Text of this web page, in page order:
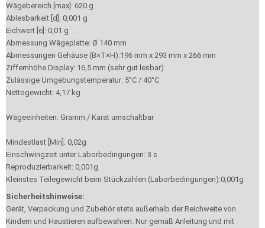
Wägebereich [max]: 620 g
Ablesbarkeit [d]: 0,001 g
Eichwert [e]: 0,01 g
Abmessung Wägeplatte: Ø 140 mm
Abmessungen Gehäuse (B×T×H):196 mm x 293 mm x 266 mm
Ziffernhöhe Display: 16,5 mm (sehr gut lesbar)
Zulässige Umgebungstemperatur: 5°C / 40°C
Nettogewicht: 4,17 kg
Wägeeinheiten: Gramm / Karat umschaltbar
Mindestlast [Min]: 0,02g
Einschwingzeit unter Laborbedingungen: 3 s
Reproduzierbarkeit: 0,001g
Kleinstes Teilegewicht beim Stückzählen (Laborbedingungen):0,001g
Sicherheitshinweise:
Gerät, Verpackung und Zubehör stets außerhalb der Reichweite von
Kindern und Haustieren aufbewahren. Nur gemäß Anleitung und mit